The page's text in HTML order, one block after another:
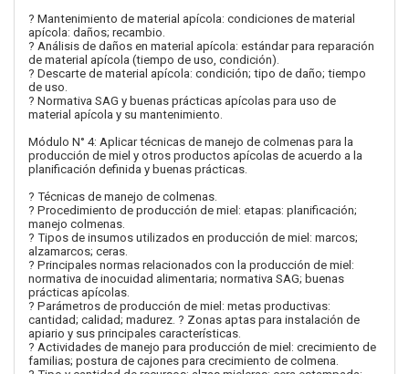
? Mantenimiento de material apícola: condiciones de material
apícola: daños; recambio.
? Análisis de daños en material apícola: estándar para reparación
de material apícola (tiempo de uso, condición).
? Descarte de material apícola: condición; tipo de daño; tiempo
de uso.
? Normativa SAG y buenas prácticas apícolas para uso de
material apícola y su mantenimiento.
Módulo N° 4: Aplicar técnicas de manejo de colmenas para la
producción de miel y otros productos apícolas de acuerdo a la
planificación definida y buenas prácticas.
? Técnicas de manejo de colmenas.
? Procedimiento de producción de miel: etapas: planificación;
manejo colmenas.
? Tipos de insumos utilizados en producción de miel: marcos;
alzamarcos; ceras.
? Principales normas relacionados con la producción de miel:
normativa de inocuidad alimentaria; normativa SAG; buenas
prácticas apícolas.
? Parámetros de producción de miel: metas productivas:
cantidad; calidad; madurez. ? Zonas aptas para instalación de
apiario y sus principales características.
? Actividades de manejo para producción de miel: crecimiento de
familias; postura de cajones para crecimiento de colmena.